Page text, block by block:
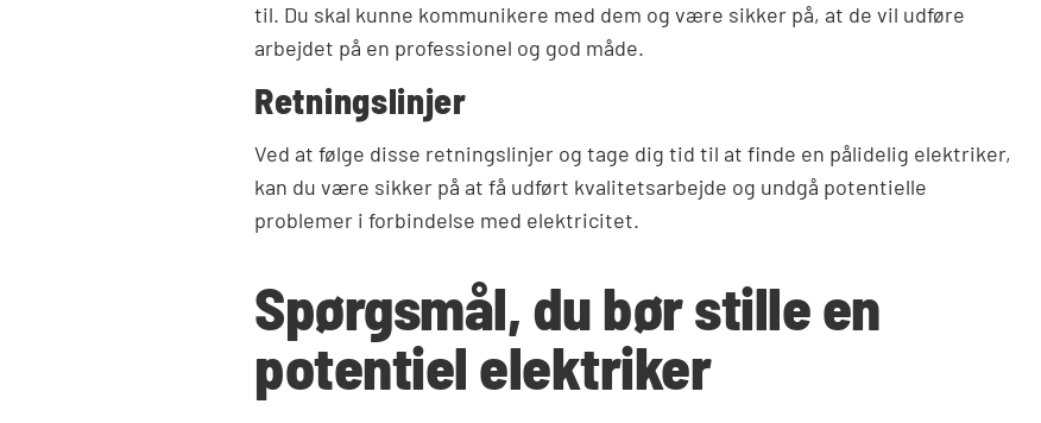
til. Du skal kunne kommunikere med dem og være sikker på, at de vil udføre
arbejdet på en professionel og god måde.
Retningslinjer
Ved at følge disse retningslinjer og tage dig tid til at finde en pålidelig elektriker,
kan du være sikker på at få udført kvalitetsarbejde og undgå potentielle
problemer i forbindelse med elektricitet.
Spørgsmål, du bør stille en
potentiel elektriker